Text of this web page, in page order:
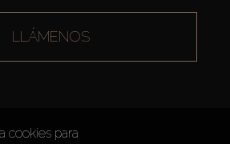
LLÁMENOS
cookies para